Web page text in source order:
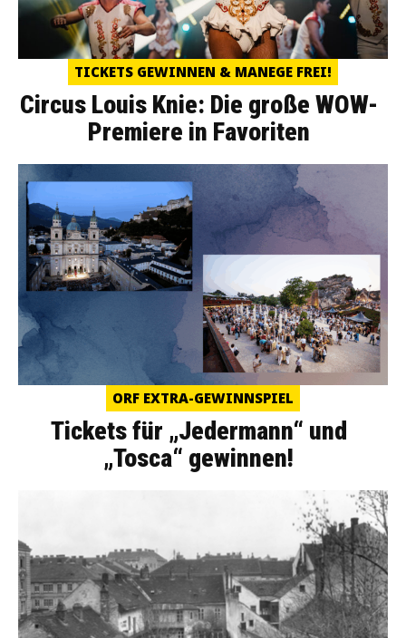
TICKETS GEWINNEN & MANEGE FREI!
Circus Louis Knie: Die große WOW-
Premiere in Favoriten
ORF EXTRA-GEWINNSPIEL
Tickets für „Jedermann“ und
„Tosca“ gewinnen!